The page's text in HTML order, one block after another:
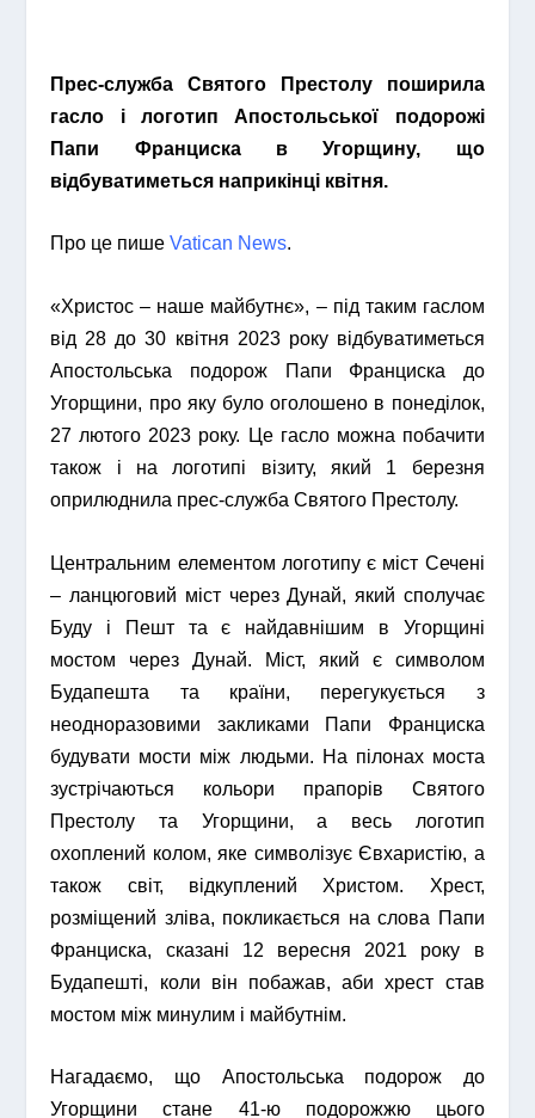
Прес-служба Святого Престолу поширила
гасло і логотип Апостольської подорожі
Папи Франциска в Угорщину, що
відбуватиметься наприкінці квітня.
Про це пишеVatican News.
«Христос – наше майбутнє», – під таким гаслом
від 28 до 30 квітня 2023 року відбуватиметься
Апостольська подорож Папи Франциска до
Угорщини, про яку було оголошено в понеділок,
27 лютого 2023 року. Це гасло можна побачити
також і на логотипі візиту, який 1 березня
оприлюднила прес-служба Святого Престолу.
Центральним елементом логотипу є міст Сечені
– ланцюговий міст через Дунай, який сполучає
Буду і Пешт та є найдавнішим в Угорщині
мостом через Дунай. Міст, який є символом
Будапешта та країни, перегукується з
неодноразовими закликами Папи Франциска
будувати мости між людьми. На пілонах моста
зустрічаються кольори прапорів Святого
Престолу та Угорщини, а весь логотип
охоплений колом, яке символізує Євхаристію, а
також світ, відкуплений Христом. Хрест,
розміщений зліва, покликається на слова Папи
Франциска, сказані 12 вересня 2021 року в
Будапешті, коли він побажав, аби хрест став
мостом між минулим і майбутнім.
Нагадаємо, що Апостольська подорож до
Угорщини стане 41-ю подорожжю цього